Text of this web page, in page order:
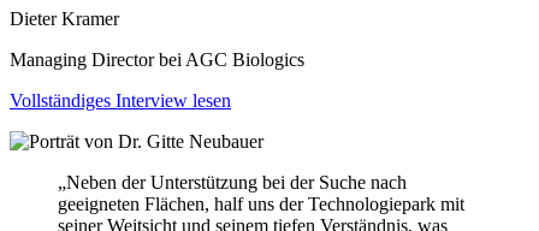
Dieter Kramer
Managing Director bei AGC Biologics
Vollständiges Interview lesen
„Neben der Unterstützung bei der Suche nach
geeigneten Flächen, half uns der Technologiepark mit
seiner Weitsicht und seinem tiefen Verständnis, was